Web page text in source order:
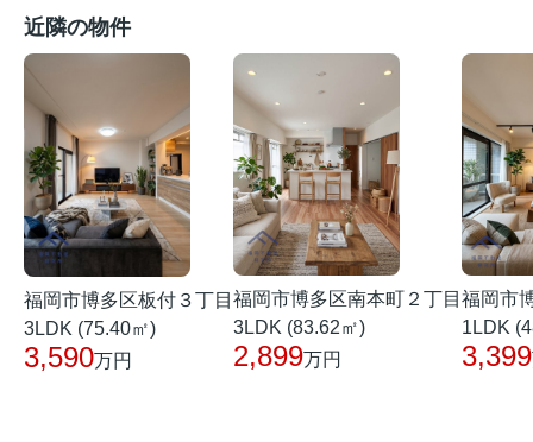
近隣の物件
福岡市博多区板付３丁目
3LDK (75.40㎡)
3,590万円
福岡市博多区南本町２丁目
3LDK (83.62㎡)
2,899万円
福岡市
1LDK
3,399